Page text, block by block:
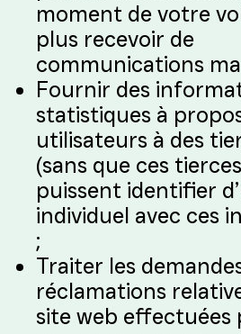
moment de votre
plus recevoir de
communications
Fournir des
statistiques à
utilisateurs à des
(sans que ces
puissent identifier
individuel avec ces
;
Traiter les
réclamations
site web effectuées